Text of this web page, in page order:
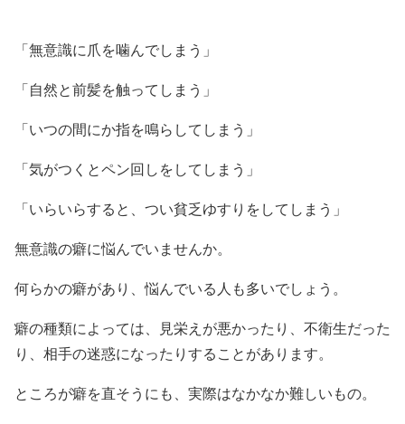
「無意識に爪を噛んでしまう」
「自然と前髪を触ってしまう」
「いつの間にか指を鳴らしてしまう」
「気がつくとペン回しをしてしまう」
「いらいらすると、つい貧乏ゆすりをしてしまう」
無意識の癖に悩んでいませんか。
何らかの癖があり、悩んでいる人も多いでしょう。
癖の種類によっては、見栄えが悪かったり、不衛生だった
り、相手の迷惑になったりすることがあります。
ところが癖を直そうにも、実際はなかなか難しいもの。